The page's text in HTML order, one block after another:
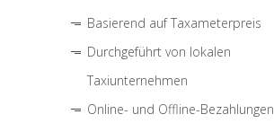
Basierend auf Taxameterpreis
Durchgeführt von lokalen
Taxiunternehmen
Online- und Offline-Bezahlungen